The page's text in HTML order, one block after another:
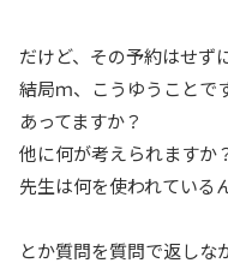
だけど、その予約はせず
結局ｍ、こうゆうことで
あってますか？
他に何が考えられますか
先生は何を使われている
とか質問を質問で返しな